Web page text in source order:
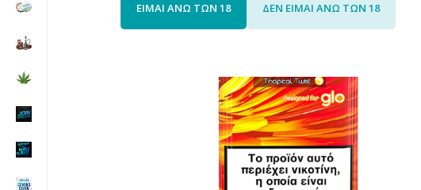
ΕΙΜΑΙ ΑΝΩ ΤΩΝ 18 ΔΕΝ ΕΙΜΑΙ ΑΝΩ ΤΩΝ 18